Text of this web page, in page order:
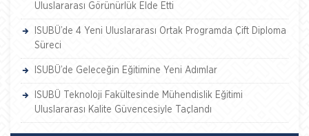
Uluslararası Görünürlük Elde Etti
ISUBÜ’de 4 Yeni Uluslararası Ortak Programda Çift Diploma
Süreci
ISUBÜ’de Geleceğin Eğitimine Yeni Adımlar
ISUBÜ Teknoloji Fakültesinde Mühendislik Eğitimi
Uluslararası Kalite Güvencesiyle Taçlandı